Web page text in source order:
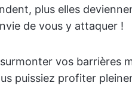
plus elles
de vous y attaquer !
vos barrières
puissiez profiter